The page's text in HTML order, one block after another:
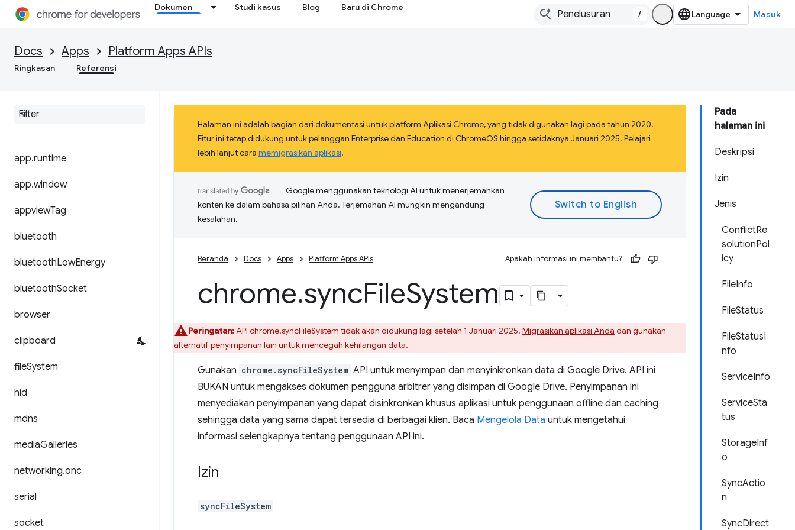
Dokumen Studi kasus Blog Baru di Chrome
/ Masuk
Docs Apps Platform Apps APIs
Ringkasan Referensi
app.runtime
app.window
appviewTag
bluetooth
bluetoothLowEnergy
bluetoothSocket
browser
clipboard
fileSystem
hid
mdns
mediaGalleries
networking.onc
serial
socket
Pada
halaman ini
Deskripsi
Izin
Jenis
ConflictRe
solutionPol
icy
FileInfo
FileStatus
FileStatusI
nfo
ServiceInfo
ServiceSta
tus
StorageInf
o
SyncActio
n
SyncDirect
Halaman ini adalah bagian dari dokumentasi untuk platform Aplikasi Chrome, yang tidak digunakan lagi pada tahun 2020.
Fitur ini tetap didukung untuk pelanggan Enterprise dan Education di ChromeOS hingga setidaknya Januari 2025. Pelajari
lebih lanjut cara memigrasikan aplikasi.
Google menggunakan teknologi AI untuk menerjemahkan
konten ke dalam bahasa pilihan Anda. Terjemahan AI mungkin mengandung
kesalahan.
Beranda Docs Apps Platform Apps APIs Apakah informasi ini membantu?
chrome.syncFileSystem
Peringatan:API chrome.syncFileSystem tidak akan didukung lagi setelah 1 Januari 2025. Migrasikan aplikasi Anda dan gunakan
alternatif penyimpanan lain untuk mencegah kehilangan data.
Gunakan chrome.syncFileSystem API untuk menyimpan dan menyinkronkan data di Google Drive. API ini
BUKAN untuk mengakses dokumen pengguna arbitrer yang disimpan di Google Drive. Penyimpanan ini
menyediakan penyimpanan yang dapat disinkronkan khusus aplikasi untuk penggunaan offline dan caching
sehingga data yang sama dapat tersedia di berbagai klien. Baca Mengelola Data untuk mengetahui
informasi selengkapnya tentang penggunaan API ini.
Izin
syncFileSystem